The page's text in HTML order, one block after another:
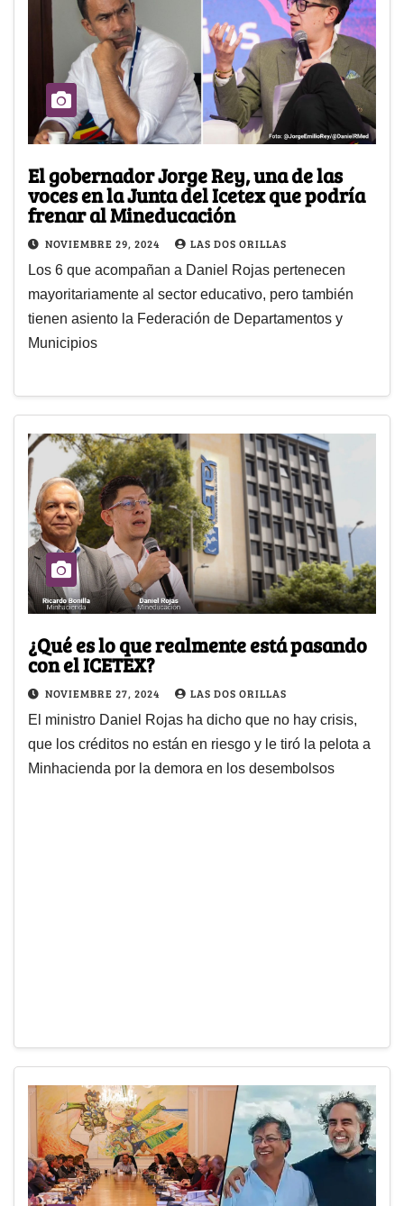
El gobernador Jorge Rey, una de las
voces en la Junta del Icetex que podría
frenar al Mineducación
NOVIEMBRE 29, 2024 LAS DOS ORILLAS
Los 6 que acompañan a Daniel Rojas pertenecen
mayoritariamente al sector educativo, pero también
tienen asiento la Federación de Departamentos y
Municipios
¿Qué es lo que realmente está pasando
con el ICETEX?
NOVIEMBRE 27, 2024 LAS DOS ORILLAS
El ministro Daniel Rojas ha dicho que no hay crisis,
que los créditos no están en riesgo y le tiró la pelota a
Minhacienda por la demora en los desembolsos